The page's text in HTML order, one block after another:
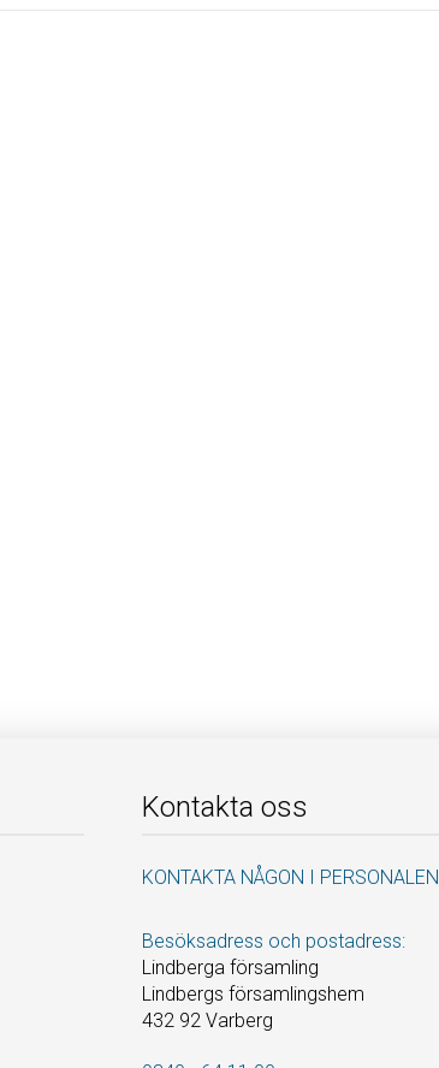
Kontakta oss
KONTAKTA NÅGON I PERSONALEN
Besöksadress och postadress:
Lindberga församling
Lindbergs församlingshem
432 92 Varberg